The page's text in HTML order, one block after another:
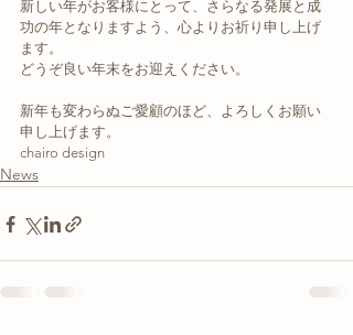
新しい年がお客様にとって、さらなる発展と成
功の年となりますよう、心よりお祈り申し上げ
ます。
どうぞ良い年末をお迎えください。
新年も変わらぬご愛顧のほど、よろしくお願い
申し上げます。
chairo design
News